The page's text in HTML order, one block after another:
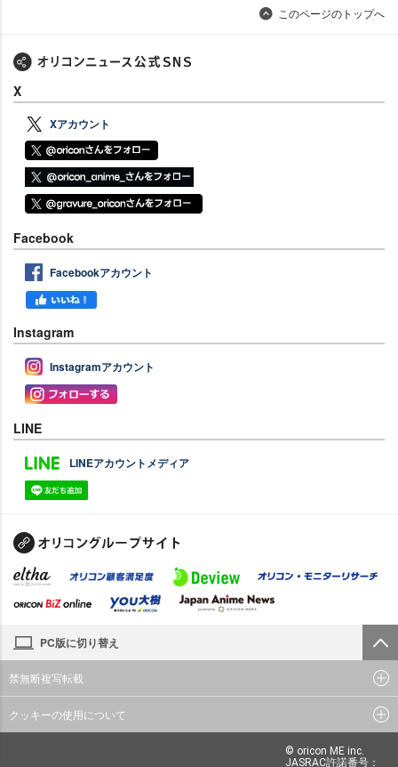
このページのトップへ
X
Xアカウント
Facebook
Facebookアカウント
Instagram
Instagramアカウント
LINE
LINEアカウントメディア
PC版に切り替え
禁無断複写転載
クッキーの使用について
© oricon ME inc.
JASRAC許諾番号：